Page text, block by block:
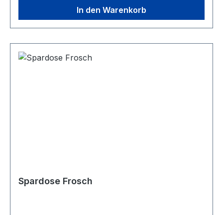
In den Warenkorb
Spardose Frosch